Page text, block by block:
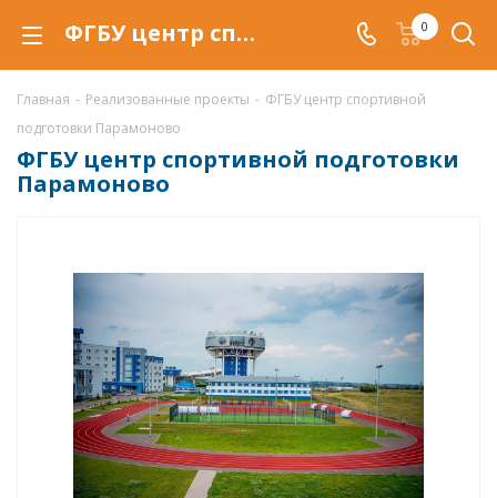
ФГБУ центр спортивной подготовки Парамоново 0
Главная - Реализованные проекты - ФГБУ центр спортивной
подготовки Парамоново
ФГБУ центр спортивной подготовки
Парамоново